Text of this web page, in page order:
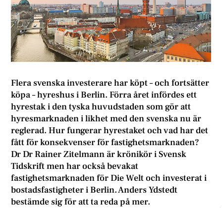
Flera svenska investerare har köpt – och fortsätter
köpa – hyreshus i Berlin. Förra året infördes ett
hyrestak i den tyska huvudstaden som gör att
hyresmarknaden i likhet med den svenska nu är
reglerad. Hur fungerar hyrestaket och vad har det
fått för konsekvenser för fastighetsmarknaden?
Dr Dr Rainer Zitelmann är krönikör i Svensk
Tidskrift men har också bevakat
fastighetsmarknaden för Die Welt och investerat i
bostadsfastigheter i Berlin. Anders Ydstedt
bestämde sig för att ta reda på mer.